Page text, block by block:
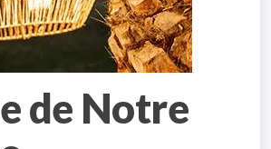
de Notre